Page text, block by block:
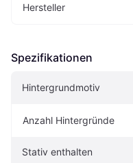
Hersteller
Spezifikationen
Hintergrundmotiv
Anzahl Hintergründe
Stativ enthalten